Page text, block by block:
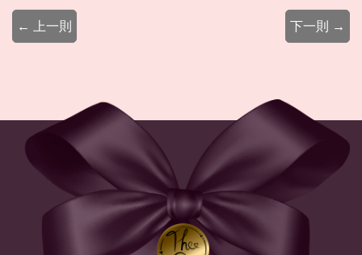
下一則 →
← 上一則